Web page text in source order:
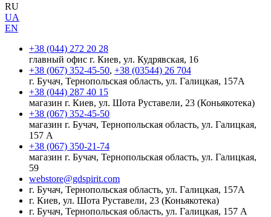
RU
UA
EN
+38 (044) 272 20 28
главный офис г. Киев, ул. Кудрявская, 16
+38 (067) 352-45-50, +38 (03544) 26 704
г. Бучач, Тернопольская область, ул. Галицкая, 157А
+38 (044) 287 40 15
магазин г. Киев, ул. Шота Руставели, 23 (Коньякотека)
+38 (067) 352-45-50
магазин г. Бучач, Тернопольская область, ул. Галицкая,
157 А
+38 (067) 350-21-74
магазин г. Бучач, Тернопольская область, ул. Галицкая,
59
webstore@gdspirit.com
г. Бучач, Тернопольская область, ул. Галицкая, 157А
г. Киев, ул. Шота Руставели, 23 (Коньякотека)
г. Бучач, Тернопольская область, ул. Галицкая, 157 А